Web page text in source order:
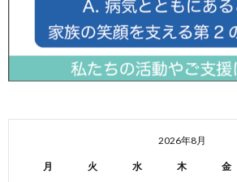
2026年8月
月 火 水 木 金